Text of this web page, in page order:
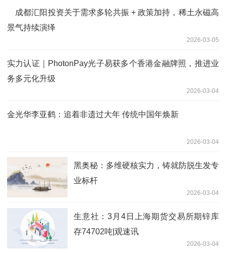
成都汇阳投资关于需求多轮共振 + 政策加持，稀土永磁高
景气持续演绎
2026-03-05
实力认证｜PhotonPay光子易获多个香港金融牌照，推进业
务多元化升级
2026-03-04
金光华李亚鹤：追着非遗过大年 传统中国年焕新
2026-03-04
黑奥秘：多维硬核实力，铸就防脱生发专
业标杆
2026-03-04
生意社：3月4日上海期货交易所期锌库
存74702吨|观速讯
2026-03-04